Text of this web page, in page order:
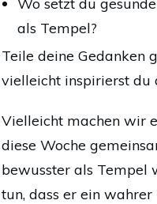
Wo setzt du
als Tempel?
Teile deine Gedanken
vielleicht inspirierst du
Vielleicht machen wir
diese Woche
bewusster als Tempel
tun, dass er ein